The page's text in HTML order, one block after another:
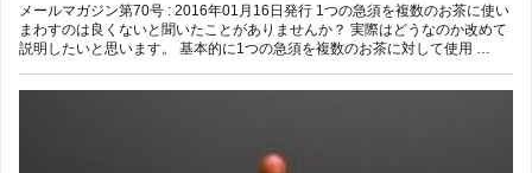
メールマガジン第70号 : 2016年01月16日発行 1つの急須を複数のお茶に使い
まわすのは良くないと聞いたことがありませんか？ 実際はどうなのか改めて
説明したいと思います。 基本的に1つの急須を複数のお茶に対して使用 …